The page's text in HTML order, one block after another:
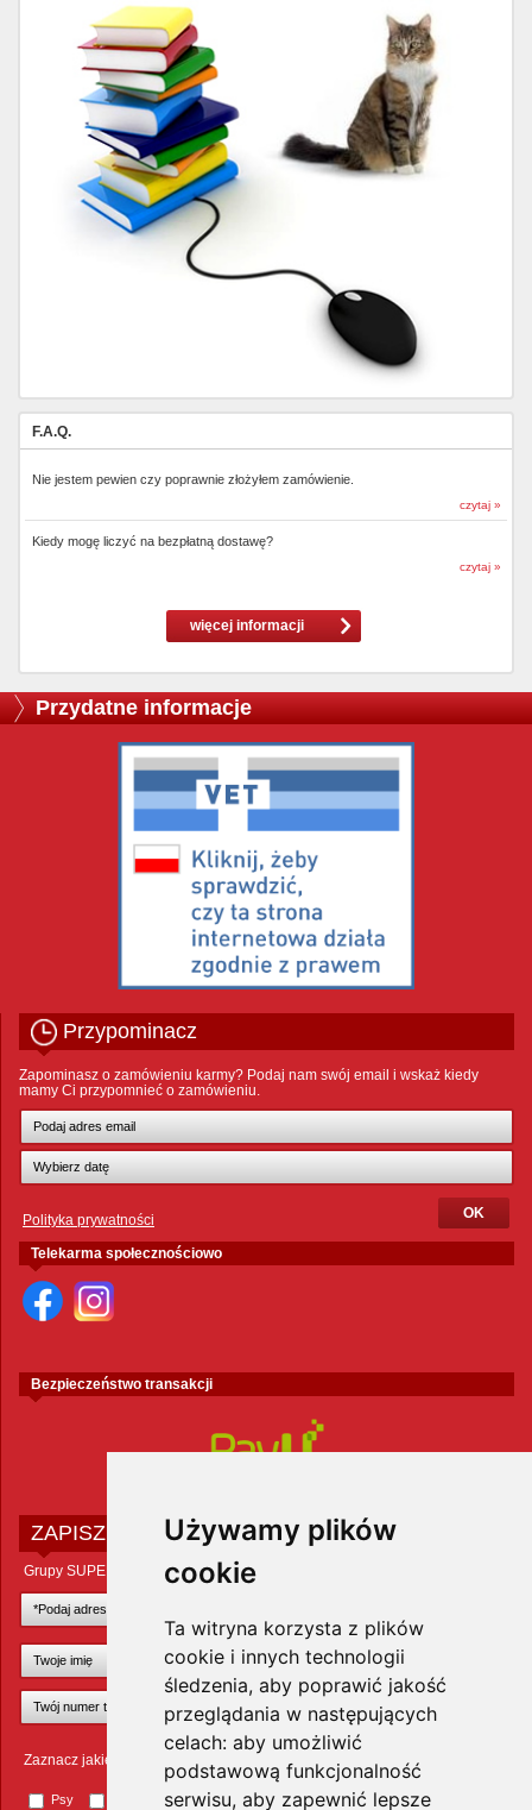
Używamy plików
cookie
Ta witryna korzysta z plików
cookie i innych technologii
śledzenia, aby poprawić jakość
przeglądania w następujących
celach: aby umożliwić
podstawową funkcjonalność
serwisu, aby zapewnić lepsze
F.A.Q.
Nie jestem pewien czy poprawnie złożyłem zamówienie.
czytaj »
Kiedy mogę liczyć na bezpłatną dostawę?
czytaj »
więcej informacji
Przydatne informacje
Przypominacz
Zapominasz o zamówieniu karmy? Podaj nam swój email i wskaż kiedy
mamy Ci przypomnieć o zamówieniu.
Polityka prywatności
Telekarma społecznościowo
Bezpieczeństwo transakcji
ZAPISZ SIĘ DO NEWSLETTERA
Grupy SUPER ZOO POLAND Sp. z o.o.
Zaznacz jakie zwierzęta Cię interesują
Psy Małe ssaki Ptaki Inne zwierzęta